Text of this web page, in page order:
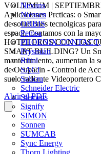
Nexans
Niessen
ORBIS
Pemsa
PHOENIX
Prysmian
Rittal
SACI
Salicru
Schneider Electric
Siemens
Signify
SIMON
Sonnen
SUMCAB
Sync Energy
Thorn Lighting
VOLTIMUM |
Aplicaciones Prcticas: o
de soluciones tecnolgicas
espaol. Contamos con la
HOTELEROS CON LOS
SMART BUILDING? Un
mantenimiento, aumentan
de Ocupacin - Control de
suelo radiante Videoportero
Abrir el PDF